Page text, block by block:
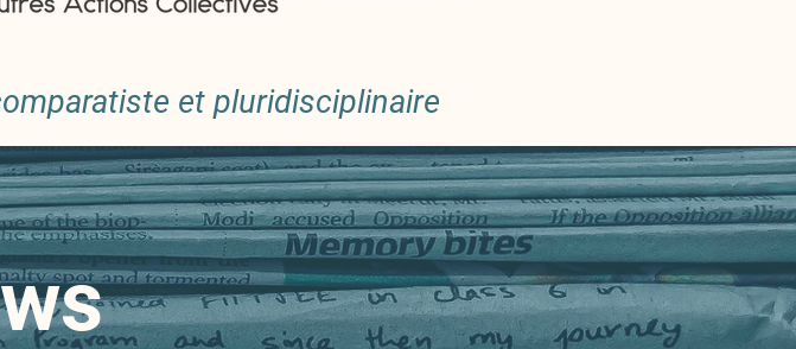
et pluridisciplinaire